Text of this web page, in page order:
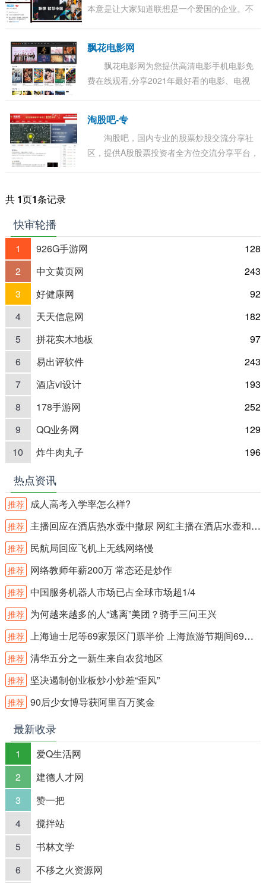
本意是让大家知道联想是一个爱国的企业。不
家...
飘花电影网
飘花电影网为您提供高清电影手机电影免
费在线观看,分享2021年最好看的电影、电视
淘股吧-专
淘股吧，国内专业的股票炒股交流分享社
区，提供A股股票投资者全方位交流分享平台，
共 1页1条记录
快审轮播
1 926G手游网
128
2
中文黄页网
243
3
好健康网
92
4
天天信息网
182
5
拼花实木地板
97
6
易出评软件
243
7
酒店vi设计
193
8
178手游网
252
9
QQ业务网
129
10
炸牛肉丸子 196
热点资讯
推荐 成人高考入学率怎么样?
推荐 主播回应在酒店热水壶中撒尿 网红主播在酒店水壶和沐浴露内撒尿？
推荐 民航局回应飞机上无线网络慢
推荐 网络教师年薪200万 常态还是炒作
推荐 中国服务机器人市场已占全球市场超1/4
推荐 为何越来越多的人“逃离”美团？骑手三问王兴
推荐 上海迪士尼等69家景区门票半价 上海旅游节期间69家景区门票半价
推荐 清华五分之一新生来自农贫地区
推荐 坚决遏制创业板炒小炒差“歪风”
推荐 90后少女博导获阿里百万奖金
最新收录
1
爱Q生活网
2
建德人才网
3
赞一把
4
搅拌站
5
书林文学
6
不移之火资源网